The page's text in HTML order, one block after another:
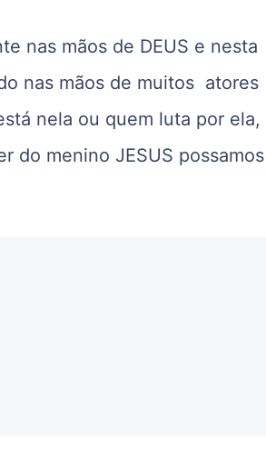
nas mãos de DEUS e nesta
nas mãos de muitos atores
nela ou quem luta por ela,
do menino JESUS possamos